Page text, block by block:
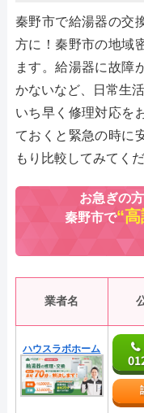
秦野市で給湯器の交
方に！秦野市の地域
ます。給湯器に故障
かないなど、日常生
いち早く修理対応を
ておくと緊急の時に
もり比較してみてくだ
お急ぎの
秦野市で“
業者名
ハウスラボホーム